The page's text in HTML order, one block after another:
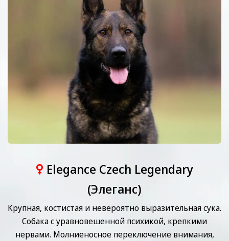
Elegance Сzech Legendary
(Элеганс)
Крупная, костистая и невероятно выразительная сука.
Собака с уравновешенной психикой, крепкими
нервами. Молниеносное переключение внимания,